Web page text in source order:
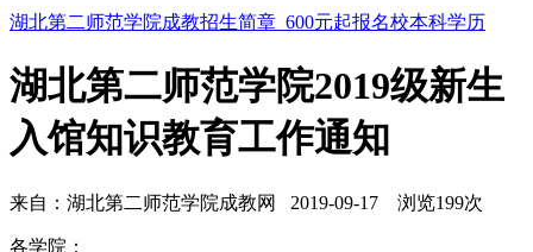
湖北第二师范学院成教招生简章 600元起报名校本科学历
湖北第二师范学院2019级新生
入馆知识教育工作通知
来自：湖北第二师范学院成教网 2019-09-17 浏览199次
各学院：